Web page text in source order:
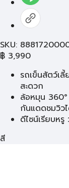
SKU:
฿ 3,990
รถเข็นสัตว์เ
สะดวก
ล้อหมุน
กันแดดชมวิว
ดีไซน์เรียบห
สี